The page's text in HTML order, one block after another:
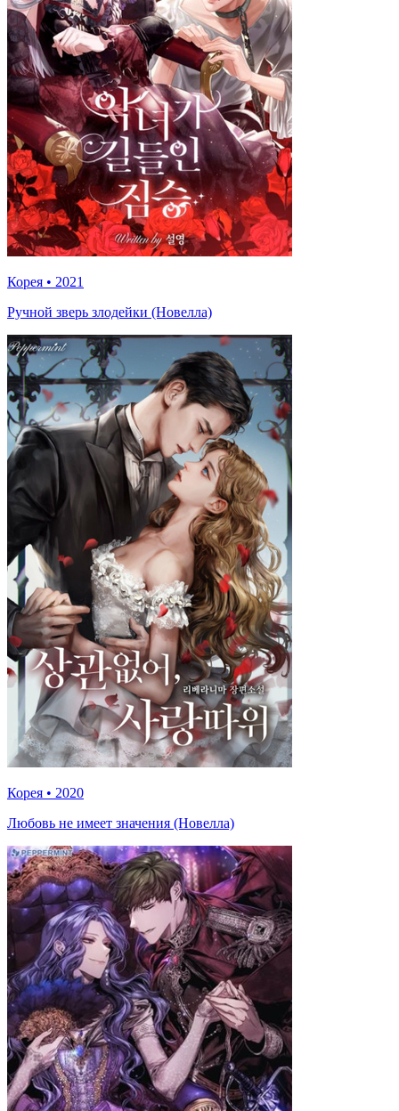
Корея • 2021
Ручной зверь злодейки (Новелла)
Корея • 2020
Любовь не имеет значения (Новелла)